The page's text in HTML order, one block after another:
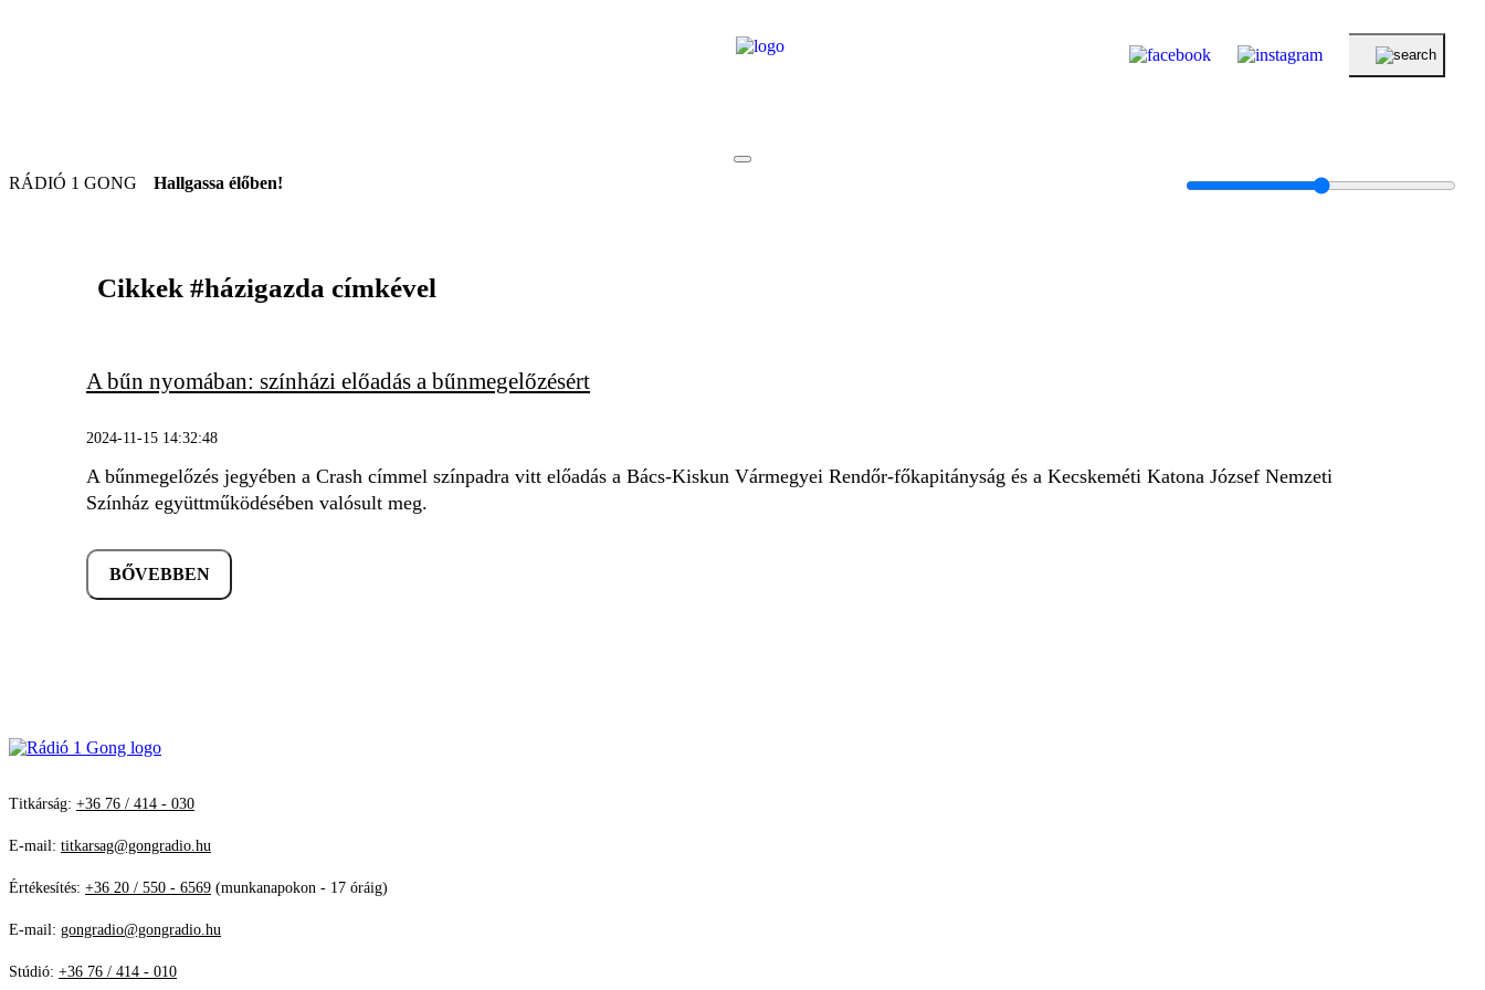
RÁDIÓ 1 GONG Hallgassa élőben!
Cikkek #házigazda címkével
A bűn nyomában: színházi előadás a bűnmegelőzésért
2024-11-15 14:32:48
A bűnmegelőzés jegyében a Crash címmel színpadra vitt előadás a Bács-Kiskun Vármegyei Rendőr-főkapitányság és a Kecskeméti Katona József Nemzeti
Színház együttműködésében valósult meg.
BŐVEBBEN
Titkárság: +36 76 / 414 - 030
E-mail: titkarsag@gongradio.hu
Értékesítés: +36 20 / 550 - 6569 (munkanapokon - 17 óráig)
E-mail: gongradio@gongradio.hu
Stúdió: +36 76 / 414 - 010